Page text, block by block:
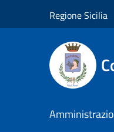
Regione Sicilia